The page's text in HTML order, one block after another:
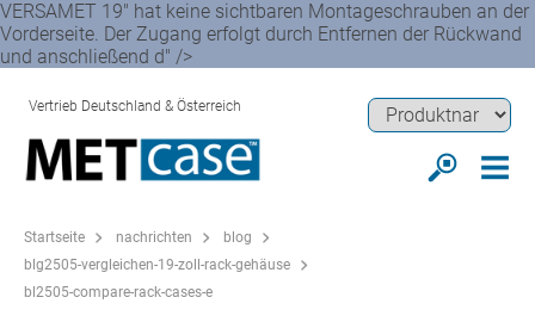
VERSAMET 19" hat keine sichtbaren Montageschrauben an der
Vorderseite. Der Zugang erfolgt durch Entfernen der Rückwand
und anschließend d" />
Vertrieb Deutschland & Österreich
Startseite nachrichten
blog
blg2505-vergleichen-19-zoll-rack-gehäuse
bl2505-compare-rack-cases-e